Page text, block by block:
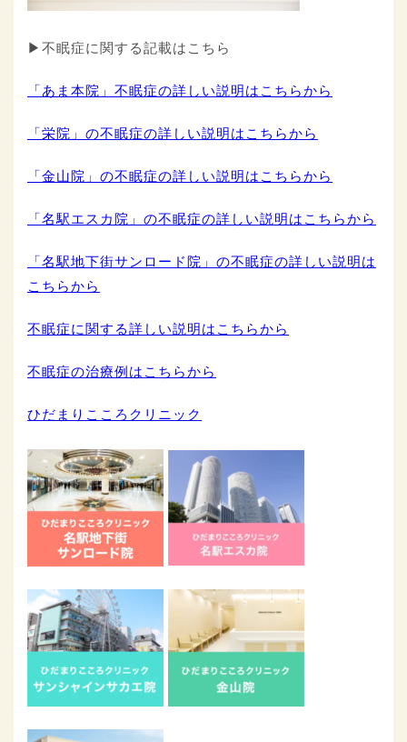
▶不眠症に関する記載はこちら
「あま本院」不眠症の詳しい説明はこちらから
「栄院」の不眠症の詳しい説明はこちらから
「金山院」の不眠症の詳しい説明はこちらから
「名駅エスカ院」の不眠症の詳しい説明はこちらから
「名駅地下街サンロード院」の不眠症の詳しい説明は
こちらから
不眠症に関する詳しい説明はこちらから
不眠症の治療例はこちらから
ひだまりこころクリニック